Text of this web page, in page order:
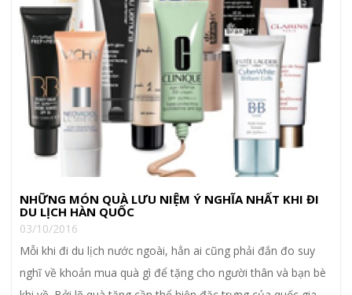
NHỮNG MÓN QUÀ LƯU NIỆM Ý NGHĨA NHẤT KHI ĐI
DU LỊCH HÀN QUỐC
03/10/2016
Mỗi khi đi du lịch nước ngoài, hẳn ai cũng phải đắn đo suy
nghĩ về khoản mua quà gì để tặng cho người thân và bạn bè